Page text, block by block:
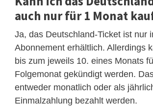
auch nur für 1 Monat
Ja, das Deutschland-Ticket ist nur
Abonnement erhältlich. Allerdings
bis zum jeweils 10. eines Monats
Folgemonat gekündigt werden.
entweder monatlich oder als
Einmalzahlung bezahlt werden.